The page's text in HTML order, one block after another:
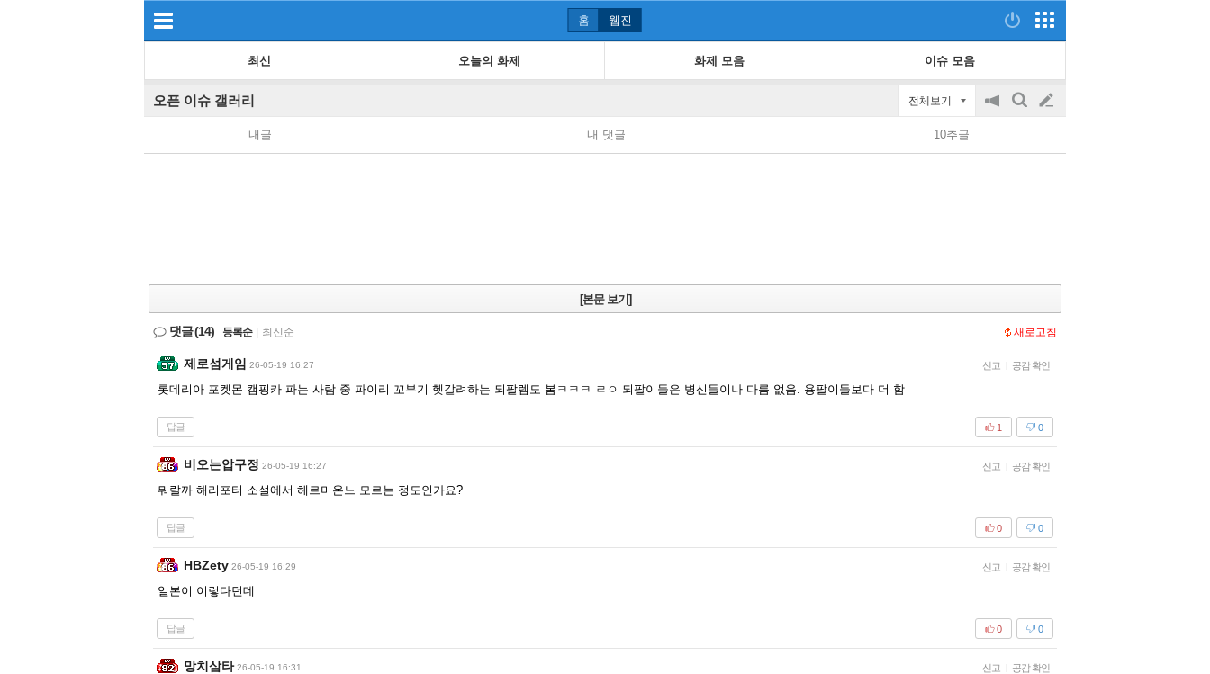
홈 웹진
최신 오늘의 화제 화제 모음 이슈 모음
오픈 이슈 갤러리 전체보기
공
on/off
검
글
쓰
내글 내 댓글 10추글
[본문 보기]
댓글(14) 등록순 최신순 새로고침
제로섬게임 26-05-19 16:27 신고 | 공감 확인
롯데리아 포켓몬 캠핑카 파는 사람 중 파이리 꼬부기 헷갈려하는 되팔렘도 봄ㅋㅋㅋ ㄹㅇ 되팔이들은 병신들이나 다름 없음. 용팔이들보다 더 함
답글 0
1
비오는압구정 26-05-19 16:27 신고 | 공감 확인
뭐랄까 해리포터 소설에서 헤르미온느 모르는 정도인가요?
답글 0
0
HBZety 26-05-19 16:29 신고 | 공감 확인
일본이 이렇다던데
답글 0
0
망치삼타 26-05-19 16:31 신고 | 공감 확인